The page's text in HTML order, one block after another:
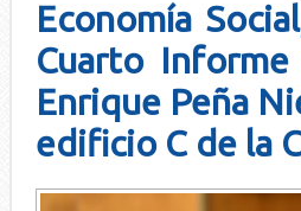
Economía
Cuarto
Enrique Peña
edificio C de la